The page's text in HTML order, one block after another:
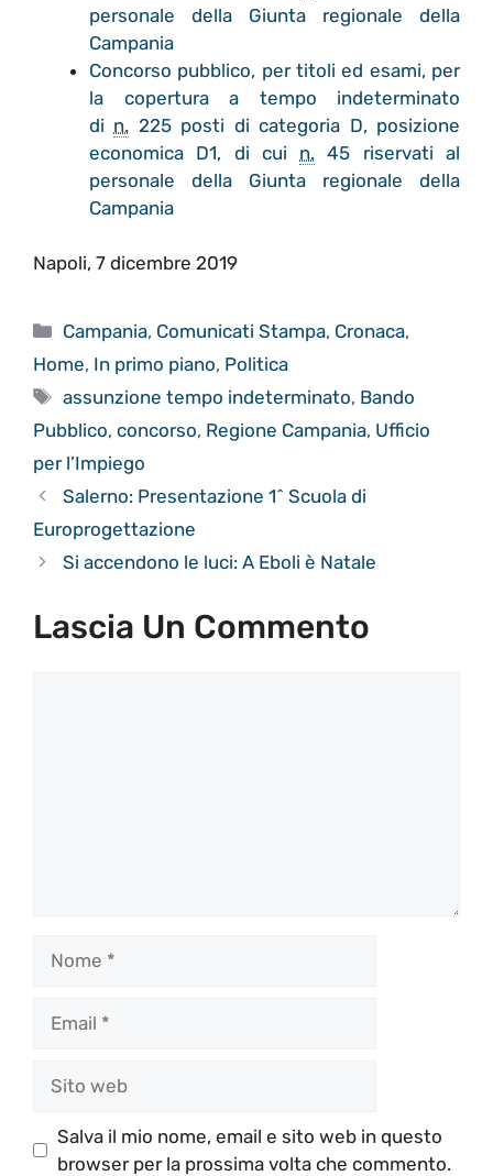
personale della Giunta regionale della
Campania
Concorso pubblico, per titoli ed esami, per
la copertura a tempo indeterminato
di n. 225 posti di categoria D, posizione
economica D1, di cui n. 45 riservati al
personale della Giunta regionale della
Campania
Napoli, 7 dicembre 2019
Categorie
Campania, Comunicati Stampa, Cronaca,
Home, In primo piano, Politica
Tag
assunzione tempo indeterminato, Bando
Pubblico, concorso, Regione Campania, Ufficio
per l’Impiego
Salerno: Presentazione 1^ Scuola di
Europrogettazione
Si accendono le luci: A Eboli è Natale
Lascia Un Commento
web
Salva il mio nome, email e sito web in questo
browser per la prossima volta che commento.